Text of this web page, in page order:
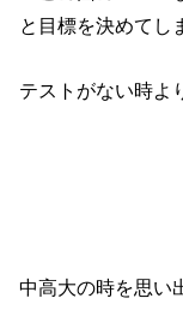
と目標を決めてし
テストがない時よ
中高大の時を思い